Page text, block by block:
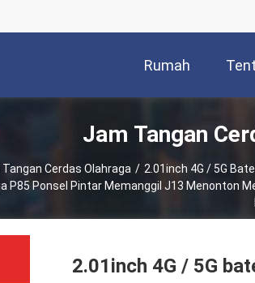
Rumah
Jam Tangan
Cerdas Olahraga / 2.01inch 4G / 5G
P85 Ponsel Pintar Memanggil J13 Menonton
2.01inch 4G / 5G